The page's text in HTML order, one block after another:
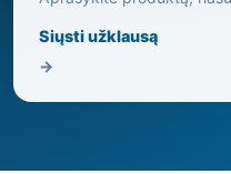
Siųsti užklausą
→